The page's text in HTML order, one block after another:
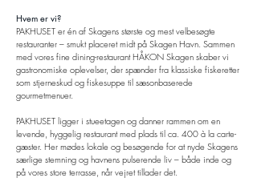
Hvem er vi?
PAKHUSET er én af Skagens største og mest velbesøgte
restauranter – smukt placeret midt på Skagen Havn. Sammen
med vores fine dining-restaurant HÅKON Skagen skaber vi
gastronomiske oplevelser, der spænder fra klassiske fiskeretter
som stjerneskud og fiskesuppe til sæsonbaserede
gourmetmenuer.
PAKHUSET ligger i stueetagen og danner rammen om en
levende, hyggelig restaurant med plads til ca. 400 à la carte-
gæster. Her mødes lokale og besøgende for at nyde Skagens
særlige stemning og havnens pulserende liv – både inde og
på vores store terrasse, når vejret tillader det.